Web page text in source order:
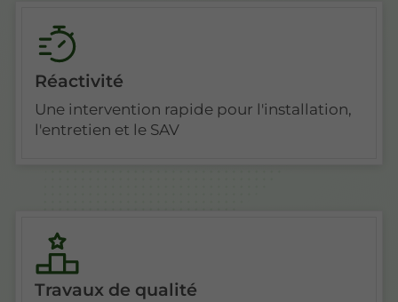
Réactivité
Une intervention rapide pour l'installation,
l'entretien et le SAV
Travaux de qualité